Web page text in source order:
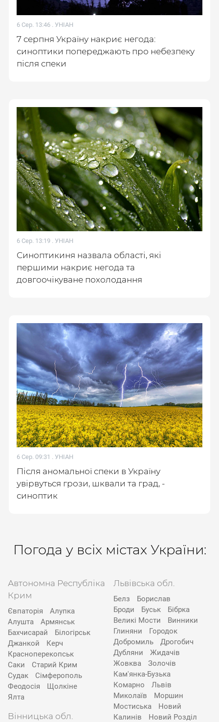
6 Сер. 13:46 . УНІАН
7 серпня Україну накриє негода:
синоптики попереджають про небезпеку
після спеки
6 Сер. 13:19 . УНІАН
Синоптикиня назвала області, які
першими накриє негода та
довгоочікуване похолодання
6 Сер. 09:31 . УНІАН
Після аномальної спеки в Україну
увірвуться грози, шквали та град, -
синоптик
Погода у всіх містах України:
Автономна Республіка
Крим
Євпаторія
Алупка
Алушта
Армянськ
Бахчисарай
Білогірськ
Джанкой
Керч
Красноперекопськ
Саки
Старий Крим
Судак
Сімферополь
Феодосія
Щолкіне
Ялта
Вінницька обл.
Львівська обл.
Белз
Борислав
Броди
Буськ
Бібрка
Великі Мости
Винники
Глиняни
Городок
Добромиль
Дрогобич
Дубляни
Жидачів
Жовква
Золочів
Кам'янка-Бузька
Комарно
Львів
Миколаїв
Моршин
Мостиська
Новий
Калинів
Новий Розділ